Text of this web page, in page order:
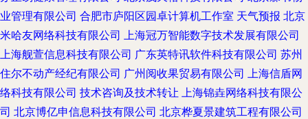
业管理有限公司 合肥市庐阳区园卓计算机工作室 天气预报 北京
米哈友网络科技有限公司 上海冠万智能数字技术发展有限公司
上海舰萱信息科技有限公司 广东英特讯软件科技有限公司 苏州
住尔不动产经纪有限公司 广州阅收果贸易有限公司 上海信盾网
络科技有限公司 技术咨询及技术转让 上海锦垚网络科技有限公
司 北京博亿申信息科技有限公司 北京桦夏景建筑工程有限公司